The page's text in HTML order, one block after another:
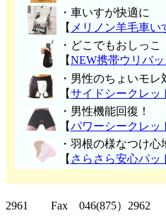
・車いすが快適に
【 メリノン羊毛車い
・どこでもおしっこ
【NEW携帯ウリバ
・男性のちょいモレ
【サイドシークレッ
・男性機能回復！
【パワーシークレッ
・ 羽根の様なつけ心
【 さらさら安心パッ
2961 Fax 046(875）2962